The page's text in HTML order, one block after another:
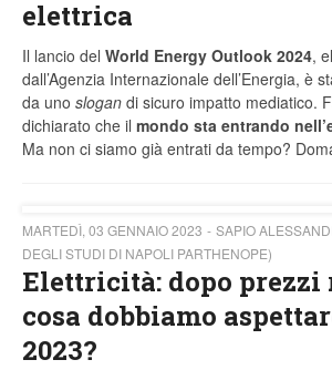
elettrica
Il lancio del World Energy Outlook 2024,
dall’Agenzia Internazionale dell’Energia, è
da uno slogan di sicuro impatto mediatico.
dichiarato che il mondo sta entrando
Ma non ci siamo già entrati da tempo?
MARTEDÌ, 03 GENNAIO 2023
SAPIO
DEGLI STUDI DI NAPOLI PARTHENOPE)
Elettricità: dopo prezzi
cosa dobbiamo
2023?